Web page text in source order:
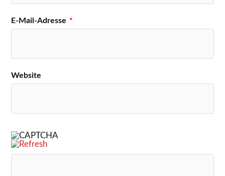
E-Mail-Adresse *
Website